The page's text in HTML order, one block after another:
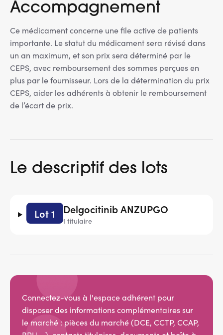
Accompagnement
Ce médicament concerne une file active de patients
importante. Le statut du médicament sera révisé dans
un an maximum, et son prix sera déterminé par le
CEPS, avec remboursement des sommes perçues en
plus par le fournisseur. Lors de la détermination du prix
CEPS, aider les adhérents à obtenir le remboursement
de l’écart de prix.
Le descriptif des lots
Lot 1 Delgocitinib ANZUPGO
1 titulaire
Connectez-vous à l'espace adhérent pour
disposer des informations complémentaires sur
le marché : pièces du marché (DCE, CCTP, CCAP,